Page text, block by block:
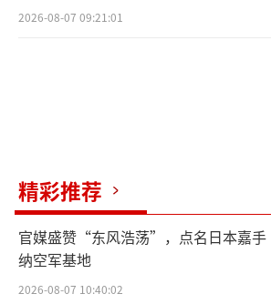
2026-08-07 09:21:01
精彩推荐
官媒盛赞“东风浩荡”，点名日本嘉手
纳空军基地
2026-08-07 10:40:02